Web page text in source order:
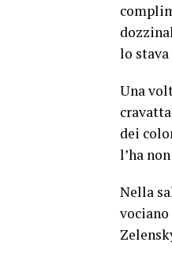
lo
Una
dei
l’ha
Nella